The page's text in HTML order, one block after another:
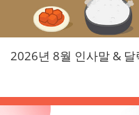
2026년 8월 인사말 &